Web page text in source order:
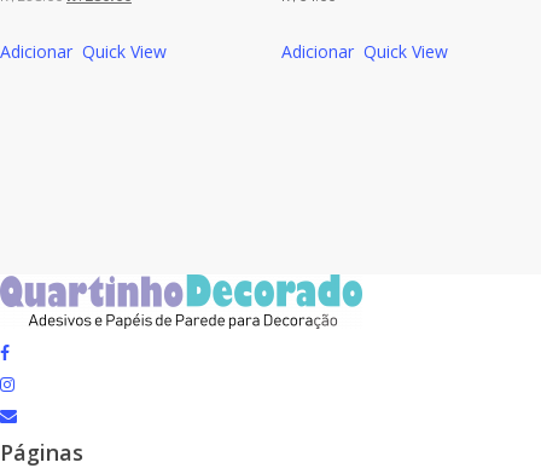
original
atual
Adicionar Quick View Adicionar Quick View
facebook
instagram
email
Páginas